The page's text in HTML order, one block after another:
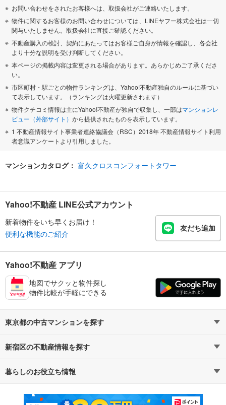
お問い合わせをされたお客様へは、取扱会社がご連絡いたします。
物件に関するお客様のお問い合わせについては、LINEヤフー株式会社は一切
関与いたしません。取扱会社に直接ご確認ください。
不動産購入の検討、契約にあたってはお客様ご自身が情報を確認し、各会社
より十分な説明を受け判断してください。
本ページの掲載内容は変更される場合があります。あらかじめご了承くださ
い。
市区町村・駅ごとの物件ランキングは、Yahoo!不動産独自のルールに基づい
て表示しています。（ランキングは火曜更新されます）
物件クチコミ情報は主にYahoo!不動産が独自で収集し、一部はマンションレ
ビュー（外部サイト） から提供されたものを表示しています。
1 不動産情報サイト事業者連絡協議会（RSC）2018年 不動産情報サイト利用
者意識アンケートより引用しました。
マンションカタログ： 富久クロスコンフォートタワー
Yahoo!不動産 LINE公式アカウント
新着物件をいち早くお届け！
便利な機能のご紹介
友だち追加
Yahoo!不動産 アプリ
地図でサクッと物件探し
物件比較が手軽にできる
東京都の中古マンションを探す
路線・駅から探す
通勤・通学時間から探す
新宿区の不動産情報を探す
不動産・住宅
新築マンション 中古マンション
暮らしのお役立ち情報
マンションカタログ 教えて！住まいの先生